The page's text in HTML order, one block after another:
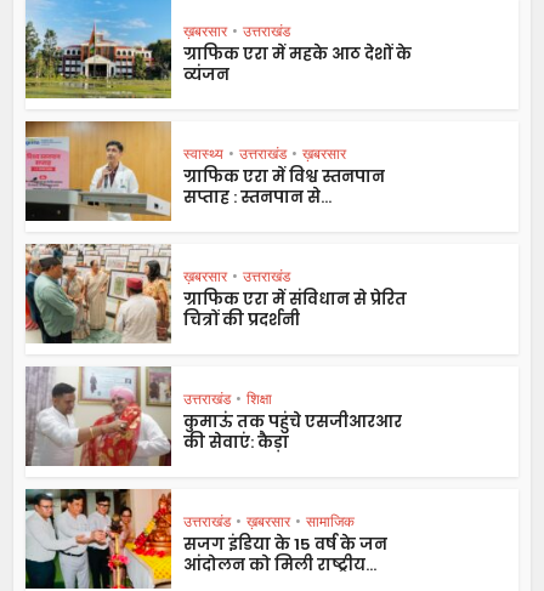
ख़बरसार • उत्तराखंड
ग्राफिक एरा में महके आठ देशों के
व्यंजन
स्वास्थ्य • उत्तराखंड • ख़बरसार
ग्राफिक एरा में विश्व स्तनपान
सप्ताह : स्तनपान से...
ख़बरसार • उत्तराखंड
ग्राफिक एरा में संविधान से प्रेरित
चित्रों की प्रदर्शनी
उत्तराखंड • शिक्षा
कुमाऊं तक पहुंचे एसजीआरआर
की सेवाएं: कैड़ा
उत्तराखंड • ख़बरसार • सामाजिक
सजग इंडिया के 15 वर्ष के जन
आंदोलन को मिली राष्ट्रीय...